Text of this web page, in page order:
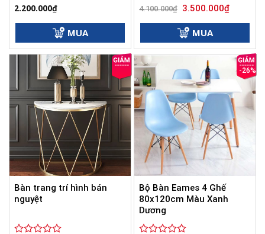
Được
5
sao
2.200.000₫
MUA
Được
5
sao
4.100.000₫ Giá
gốc
là:
4.100.000₫.
3.500.000₫Giá
hiện
tại
MUA
Bàn trang trí hình bán
nguyệt
-26%
Bộ Bàn Eames 4 Ghế
80x120cm Màu Xanh
Dương